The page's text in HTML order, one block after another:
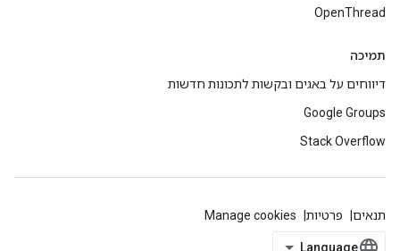
OpenThread
תמיכה
דיווחים על באגים ובקשות לתכונות חדשות
Google Groups
Stack Overflow
תנאים פרטיות Manage cookies